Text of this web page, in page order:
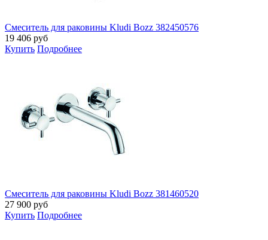
Смеситель для раковины Kludi Bozz 382450576
19 406 руб
Купить Подробнее
Смеситель для раковины Kludi Bozz 381460520
27 900 руб
Купить Подробнее